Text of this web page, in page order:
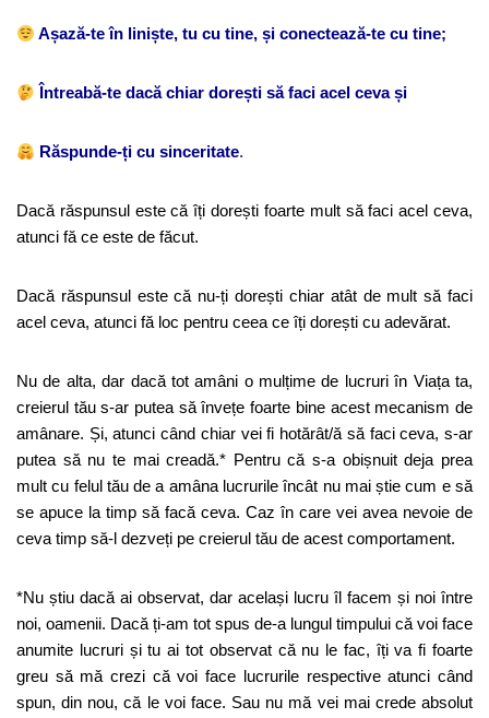
Așază-te în liniște, tu cu tine, și conectează-te cu tine;
Întreabă-te dacă chiar dorești să faci acel ceva și
Răspunde-ți cu sinceritate.
Dacă răspunsul este că îți dorești foarte mult să faci acel ceva,
atunci fă ce este de făcut.
Dacă răspunsul este că nu-ți dorești chiar atât de mult să faci
acel ceva, atunci fă loc pentru ceea ce îți dorești cu adevărat.
Nu de alta, dar dacă tot amâni o mulțime de lucruri în Viața ta,
creierul tău s-ar putea să învețe foarte bine acest mecanism de
amânare. Și, atunci când chiar vei fi hotărât/ă să faci ceva, s-ar
putea să nu te mai creadă.* Pentru că s-a obișnuit deja prea
mult cu felul tău de a amâna lucrurile încât nu mai știe cum e să
se apuce la timp să facă ceva. Caz în care vei avea nevoie de
ceva timp să-l dezveți pe creierul tău de acest comportament.
*Nu știu dacă ai observat, dar același lucru îl facem și noi între
noi, oamenii. Dacă ți-am tot spus de-a lungul timpului că voi face
anumite lucruri și tu ai tot observat că nu le fac, îți va fi foarte
greu să mă crezi că voi face lucrurile respective atunci când
spun, din nou, că le voi face. Sau nu mă vei mai crede absolut